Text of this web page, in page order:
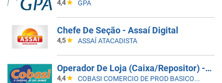
4,4 GPA
Chefe De Seção - Assaí Digital
4,5 ASSAÍ ATACADISTA
Operador De Loja (Caixa/Repositor) - João Pessoa Bessa
4,4 COBASI COMERCIO DE PROD BASICOS E INDUSTRIALIZADOS LTDA